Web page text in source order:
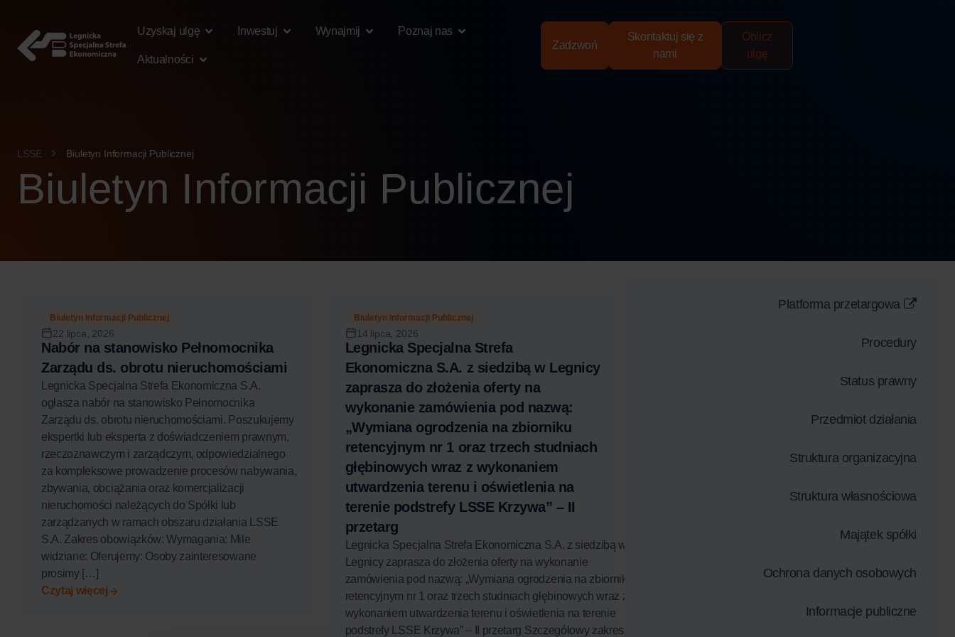
Uzyskaj ulgę
Inwestuj Wynajmij Poznaj nas
Aktualności
Zadzwoń
Skontaktuj się z
nami
Oblicz
ulgę
LSSE Biuletyn Informacji Publicznej
Biuletyn Informacji Publicznej
Biuletyn Informacji Publicznej
22 lipca, 2026
Nabór na stanowisko Pełnomocnika
Zarządu ds. obrotu nieruchomościami
Legnicka Specjalna Strefa Ekonomiczna S.A.
ogłasza nabór na stanowisko Pełnomocnika
Zarządu ds. obrotu nieruchomościami. Poszukujemy
ekspertki lub eksperta z doświadczeniem prawnym,
rzeczoznawczym i zarządczym, odpowiedzialnego
za kompleksowe prowadzenie procesów nabywania,
zbywania, obciążania oraz komercjalizacji
nieruchomości należących do Spółki lub
zarządzanych w ramach obszaru działania LSSE
S.A. Zakres obowiązków: Wymagania: Mile
widziane: Oferujemy: Osoby zainteresowane
prosimy […]
Czytaj więcej
Biuletyn Informacji Publicznej
14 lipca, 2026
Legnicka Specjalna Strefa
Ekonomiczna S.A. z siedzibą w Legnicy
zaprasza do złożenia oferty na
wykonanie zamówienia pod nazwą:
„Wymiana ogrodzenia na zbiorniku
retencyjnym nr 1 oraz trzech studniach
głębinowych wraz z wykonaniem
utwardzenia terenu i oświetlenia na
terenie podstrefy LSSE Krzywa” – II
przetarg
Legnicka Specjalna Strefa Ekonomiczna S.A. z siedzibą w
Legnicy zaprasza do złożenia oferty na wykonanie
zamówienia pod nazwą: „Wymiana ogrodzenia na zbiorniku
retencyjnym nr 1 oraz trzech studniach głębinowych wraz z
wykonaniem utwardzenia terenu i oświetlenia na terenie
podstrefy LSSE Krzywa” – II przetarg Szczegółowy zakres
Platforma przetargowa
Procedury
Status prawny
Przedmiot działania
Struktura organizacyjna
Struktura własnościowa
Majątek spółki
Ochrona danych osobowych
Informacje publiczne